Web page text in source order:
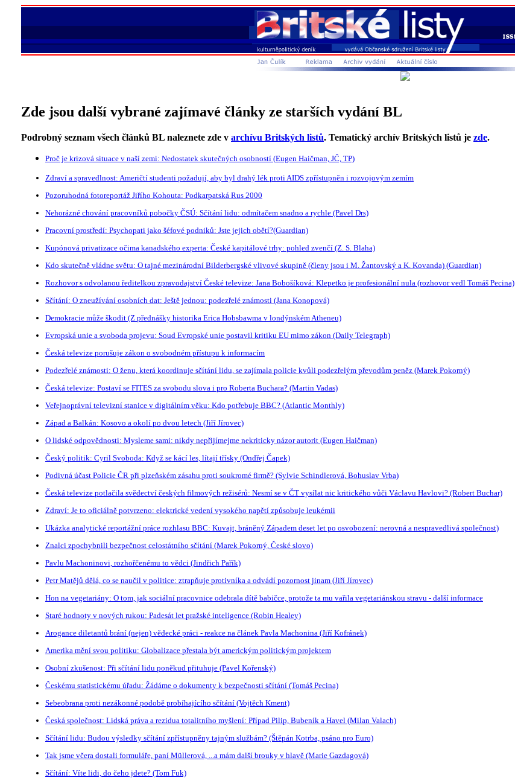
Zde jsou další vybrané zajímavé články ze starších vydání BL
Podrobný seznam všech článků BL naleznete zde v archívu Britských listů. Tematický archív Britských listů je zde.
Proč je krizová situace v naší zemi: Nedostatek skutečných osobností (Eugen Haičman, JČ, TP)
Zdraví a spravedlnost: Američtí studenti požadují, aby byl drahý lék proti AIDS zpřístupněn i rozvojovým zemím
Pozoruhodná fotoreportáž Jiřího Kohouta: Podkarpatská Rus 2000
Nehorázné chování pracovníků pobočky ČSÚ: Sčítání lidu: odmítačem snadno a rychle (Pavel Drs)
Pracovní prostředí: Psychopati jako šéfové podniků: Jste jejich obětí?(Guardian)
Kupónová privatizace očima kanadského experta: České kapitálové trhy: pohled zvenčí (Z. S. Blaha)
Kdo skutečně vládne světu: O tajné mezinárodní Bilderbergské vlivové skupině (členy jsou i M. Žantovský a K. Kovanda) (Guardian)
Rozhovor s odvolanou ředitelkou zpravodajství České televize: Jana Bobošíková: Klepetko je profesionální nula (rozhovor vedl Tomáš Pecina)
Sčítání: O zneužívání osobních dat: Ještě jednou: podezřelé známosti (Jana Konopová)
Demokracie může škodit (Z přednášky historika Erica Hobsbawma v londýnském Atheneu)
Evropská unie a svoboda projevu: Soud Evropské unie postavil kritiku EU mimo zákon (Daily Telegraph)
Česká televize porušuje zákon o svobodném přístupu k informacím
Podezřelé známosti: O ženu, která koordinuje sčítání lidu, se zajímala policie kvůli podezřelým převodům peněz (Marek Pokorný)
Česká televize: Postaví se FITES za svobodu slova i pro Roberta Buchara? (Martin Vadas)
Veřejnoprávní televizní stanice v digitálním věku: Kdo potřebuje BBC? (Atlantic Monthly)
Západ a Balkán: Kosovo a okolí po dvou letech (Jiří Jírovec)
O lidské odpovědnosti: Mysleme sami: nikdy nepřijímejme nekriticky názor autorit (Eugen Haičman)
Český politik: Cyril Svoboda: Když se kácí les, lítají třísky (Ondřej Čapek)
Podivná účast Policie ČR při plzeňském zásahu proti soukromé firmě? (Sylvie Schindlerová, Bohuslav Vrba)
Česká televize potlačila svědectví českých filmových režisérů: Nesmí se v ČT vysílat nic kritického vůči Václavu Havlovi? (Robert Buchar)
Zdraví: Je to oficiálně potvrzeno: elektrické vedení vysokého napětí způsobuje leukémii
Ukázka analytické reportážní práce rozhlasu BBC: Kuvajt, bráněný Západem deset let po osvobození: nerovná a nespravedlivá společnost)
Znalci zpochybnili bezpečnost celostátního sčítání (Marek Pokorný, České slovo)
Pavlu Machoninovi, rozhořčenému to vědci (Jindřich Pařík)
Petr Matějů dělá, co se naučil v politice: ztrapňuje protivníka a odvádí pozornost jinam (Jiří Jírovec)
Hon na vegetariány: O tom, jak sociální pracovnice odebrala dítě babičce, protože ta mu vařila vegetariánskou stravu - další informace
Staré hodnoty v nových rukou: Padesát let pražské inteligence (Robin Healey)
Arogance diletantů brání (nejen) vědecké práci - reakce na článek Pavla Machonina (Jiří Kofránek)
Amerika mění svou politiku: Globalizace přestala být americkým politickým projektem
Osobní zkušenost: Při sčítání lidu poněkud přituhuje (Pavel Kořenský)
Českému statistickému úřadu: Žádáme o dokumenty k bezpečnosti sčítání (Tomáš Pecina)
Sebeobrana proti nezákonné podobě probíhajícího sčítání (Vojtěch Kment)
Česká společnost: Lidská práva a rezidua totalitního myšlení: Případ Pilip, Bubeník a Havel (Milan Valach)
Sčítání lidu: Budou výsledky sčítání zpřístupněny tajným službám? (Štěpán Kotrba, psáno pro Euro)
Tak jsme včera dostali formuláře, paní Müllerová, ...a mám další brouky v hlavě (Marie Gazdagová)
Sčítání: Víte lidi, do čeho jdete? (Tom Fuk)